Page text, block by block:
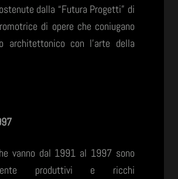
dalla “Futura Progetti” di
di opere che coniugano
architettonico con l’arte della
vanno dal 1991 al 1997 sono
produttivi e ricchi